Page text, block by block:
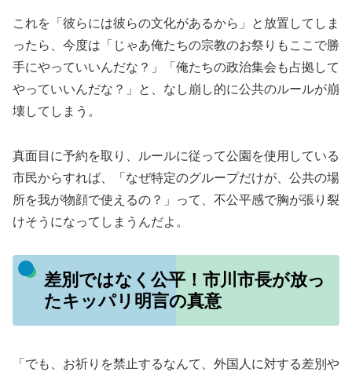
これを「彼らには彼らの文化があるから」と放置してしま
ったら、今度は「じゃあ俺たちの宗教のお祭りもここで勝
手にやっていいんだな？」「俺たちの政治集会も占拠して
やっていいんだな？」と、なし崩し的に公共のルールが崩
壊してしまう。
真面目に予約を取り、ルールに従って公園を使用している
市民からすれば、「なぜ特定のグループだけが、公共の場
所を我が物顔で使えるの？」って、不公平感で胸が張り裂
けそうになってしまうんだよ。
差別ではなく公平！市川市長が放っ
たキッパリ明言の真意
「でも、お祈りを禁止するなんて、外国人に対する差別や